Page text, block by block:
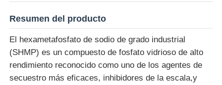
Inicio
Resumen del producto
El hexametafosfato de sodio de grado industrial
(SHMP) es un compuesto de fosfato vidrioso de alto
rendimiento reconocido como uno de los agentes de
secuestro más eficaces, inhibidores de la escala,y